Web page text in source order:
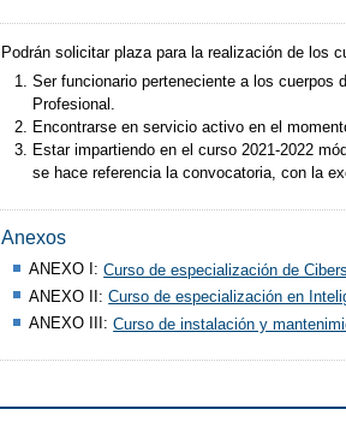
Podrán solicitar plaza para la realización de los
Ser funcionario perteneciente a los cuerpos
Profesional.
Encontrarse en servicio activo en el
Estar impartiendo en el curso 2021-2022
se hace referencia la convocatoria, con la
Anexos
ANEXO I:Curso de especialización de
ANEXO II:Curso de especialización en
ANEXO III:Curso de instalación y